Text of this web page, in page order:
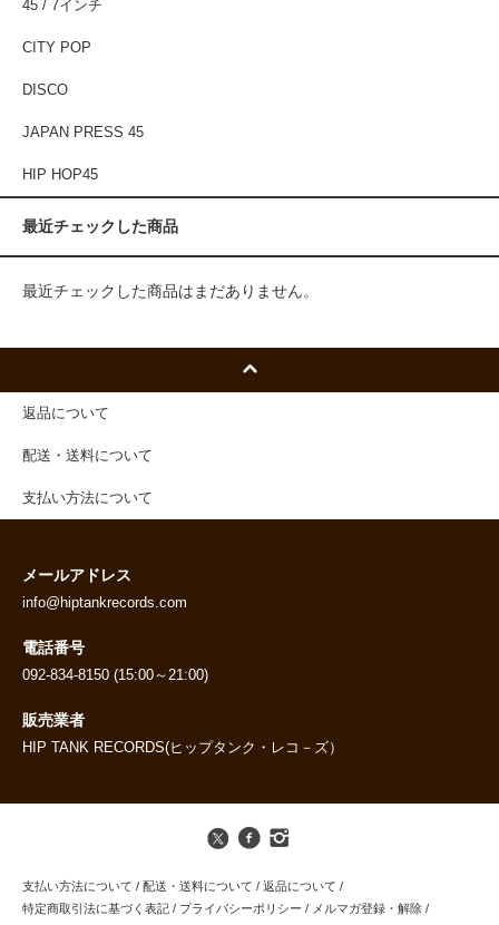
45 / 7インチ
CITY POP
DISCO
JAPAN PRESS 45
HIP HOP45
最近チェックした商品
最近チェックした商品はまだありません。
返品について
配送・送料について
支払い方法について
メールアドレス
info@hiptankrecords.com
電話番号
092-834-8150 (15:00～21:00)
販売業者
HIP TANK RECORDS(ヒップタンク・レコ－ズ）
支払い方法について / 配送・送料について / 返品について /
特定商取引法に基づく表記 / プライバシーポリシー / メルマガ登録・解除 /